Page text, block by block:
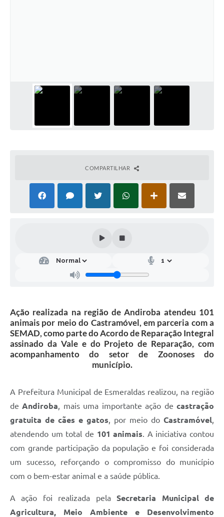
COMPARTILHAR
Ação realizada na região de Andiroba atendeu 101
animais por meio do Castramóvel, em parceria com a
SEMAD, como parte do Acordo de Reparação Integral
assinado da Vale e do Projeto de Reparação, com
acompanhamento do setor de Zoonoses do
município.
A Prefeitura Municipal de Esmeraldas realizou, na região
de Andiroba , mais uma importante ação decastração
gratuita de cães e gatos , por meio do Castramóvel
atendendo um total de 101 animais . A iniciativa contou
com grande participação da população e foi considerada
um sucesso, reforçando o compromisso do município
com o bem-estar animal e a saúde pública.
A ação foi realizada pelaSecretaria Municipal de
Agricultura, Meio Ambiente e Desenvolvimento